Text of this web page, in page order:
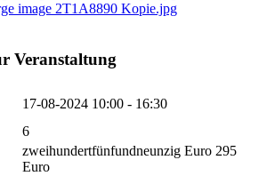
Veranstaltung
17-08-2024 10:00 - 16:30
6
zweihundertfünfundneunzig Euro 295
Euro